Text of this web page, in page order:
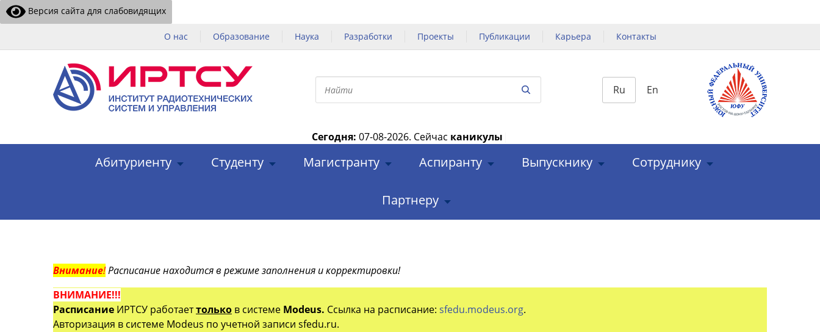
Версия сайта для слабовидящих
О нас Образование Наука Разработки Проекты Публикации Карьера Контакты
Ru En
Сегодня: 07-08-2026. Сейчас каникулы
Абитуриенту Студенту Магистранту Аспиранту Выпускнику Сотруднику
Партнеру
Внимание!Расписание находится в режиме заполнения и корректировки!
ВНИМАНИЕ!!!
Расписание ИРТСУ работаеттолько в системе Modeus. Ссылка на расписание: sfedu.modeus.org.
Авторизация в системе Modeus по учетной записи sfedu.ru.